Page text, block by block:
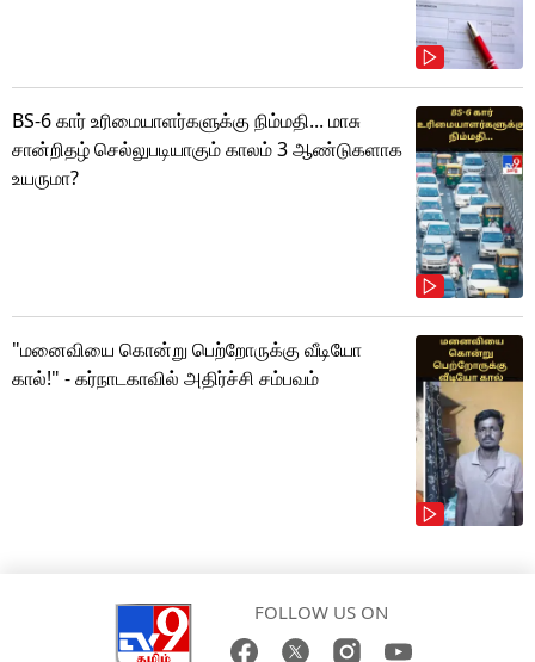
BS-6 கார் உரிமையாளர்களுக்கு நிம்மதி... மாசு
சான்றிதழ் செல்லுபடியாகும் காலம் 3 ஆண்டுகளாக
உயருமா?
"மனைவியை கொன்று பெற்றோருக்கு வீடியோ
கால்!" - கர்நாடகாவில் அதிர்ச்சி சம்பவம்
FOLLOW US ON